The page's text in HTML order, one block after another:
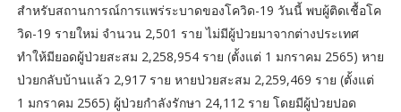
สำหรับสถานการณ์การแพร่ระบาดของโควิด-19 วันนี้ พบผู้ติดเชื้อโค
วิด-19 รายใหม่ จำนวน 2,501 ราย ไม่มีผู้ป่วยมาจากต่างประเทศ
ทำให้มียอดผู้ป่วยสะสม 2,258,954 ราย (ตั้งแต่ 1 มกราคม 2565) หาย
ป่วยกลับบ้านแล้ว 2,917 ราย หายป่วยสะสม 2,259,469 ราย (ตั้งแต่
1 มกราคม 2565) ผู้ป่วยกำลังรักษา 24,112 ราย โดยมีผู้ป่วยปอด